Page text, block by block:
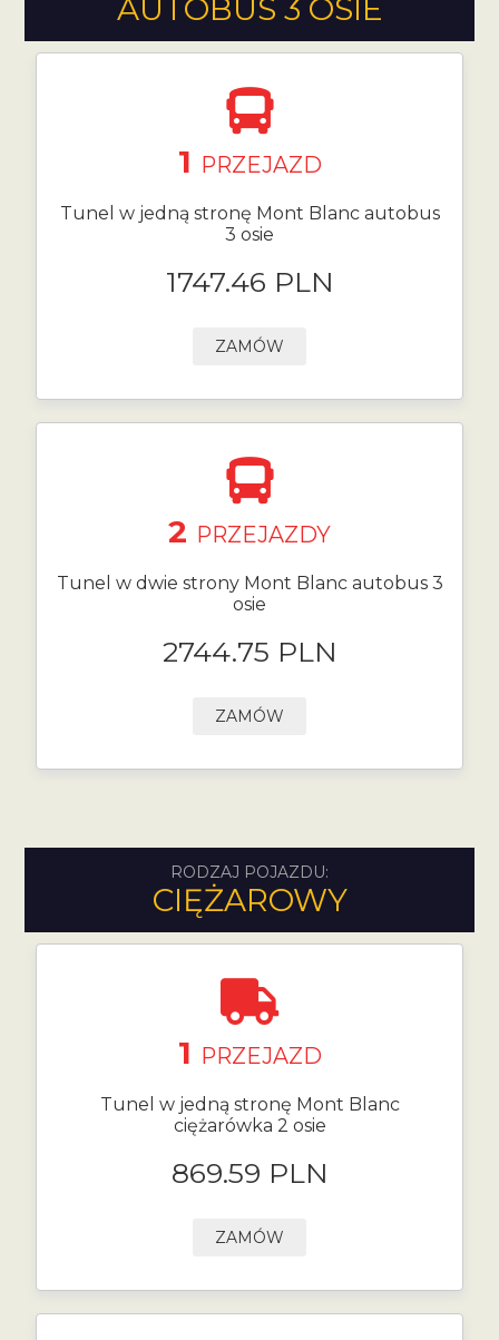
AUTOBUS 3 OSIE
1 PRZEJAZD
Tunel w jedną stronę Mont Blanc autobus
3 osie
1747.46 PLN
ZAMÓW
2 PRZEJAZDY
Tunel w dwie strony Mont Blanc autobus 3
osie
2744.75 PLN
ZAMÓW
RODZAJ POJAZDU:
CIĘŻAROWY
1 PRZEJAZD
Tunel w jedną stronę Mont Blanc
ciężarówka 2 osie
869.59 PLN
ZAMÓW